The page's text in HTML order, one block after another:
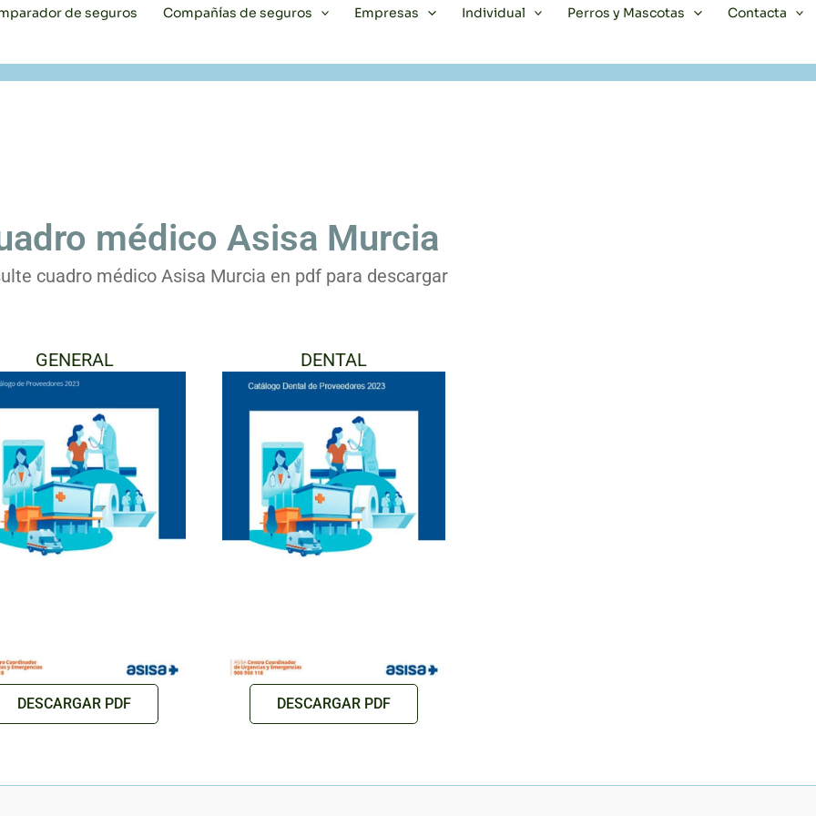
de seguros Compañías de seguros Empresas Individual Perros y Mascotas Contacta
médico Asisa Murcia
cuadro médico Asisa Murcia en pdf para descargar
GENERAL
DESCARGAR PDF
DENTAL
DESCARGAR PDF